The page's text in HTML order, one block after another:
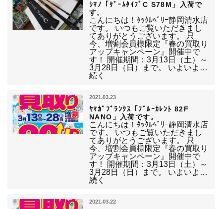
ｼﾏﾉ「ｹﾞｰﾑﾀｲﾌﾟC S78M」入荷で
す。
こんにちは！ﾀｯｸﾙﾍﾞﾘｰ静岡清水店
です。 いつもご覧いただきまし
てありがとうございます。 只
今、増割会員様限定『春の買取り
アップキャンペーン』開催中で
す！ 開催期間：3月13日（土）～
3月28日（日）まで。 いよいよ…
続く
2021.03.23
ﾔﾏｶﾞﾌﾞﾗﾝｸｽ「ﾌﾞﾙｰｶﾚﾝﾄ 82F
NANO」入荷です。
こんにちは！ﾀｯｸﾙﾍﾞﾘｰ静岡清水店
です。 いつもご覧いただきまし
てありがとうございます。 只
今、増割会員様限定『春の買取り
アップキャンペーン』開催中で
す！ 開催期間：3月13日（土）～
3月28日（日）まで。 いよいよ…
続く
2021.03.22